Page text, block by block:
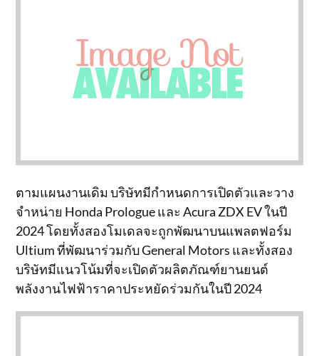
ตามแผนงานเดิม บริษัทมีกำหนดการเปิดตัวและวาง
จำหน่าย Honda Prologue และ Acura ZDX EV ในปี
2024 โดยทั้งสองโมเดลจะถูกพัฒนาบนแพลตฟอร์ม
Ultium ที่พัฒนาร่วมกับ General Motors และทั้งสอง
บริษัทมีแนวโน้มที่จะเปิดตัวผลิตภัณฑ์ยานยนต์
พลังงานไฟฟ้าราคาประหยัดร่วมกันในปี 2024